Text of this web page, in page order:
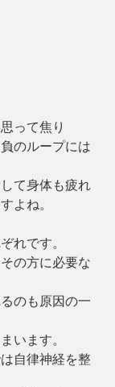
って焦り
のループには
て身体も疲れ
よね。
れです。
の方に必要な
のも原因の一
います。
自律神経を整